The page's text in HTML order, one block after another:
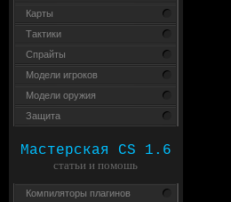
Карты
Тактики
Спрайты
Модели игроков
Модели оружия
Защита
Мастерская CS 1.6
статьи и помошь
Компиляторы плагинов